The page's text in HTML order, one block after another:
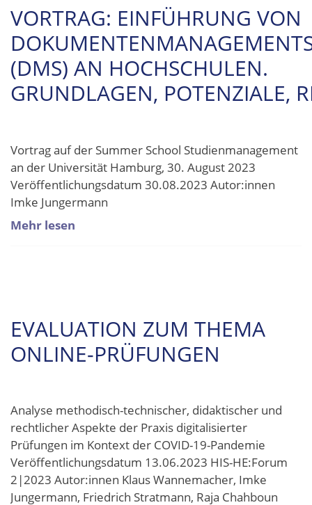
VORTRAG: EINFÜHRUNG VON
(DMS) AN HOCHSCHULEN.
GRUNDLAGEN, POTENZIALE,
Vortrag auf der Summer School Studienmanagement
an der Universität Hamburg, 30. August 2023
Veröffentlichungsdatum 30.08.2023 Autor:innen
Imke Jungermann
Mehr lesen
EVALUATION ZUM THEMA
ONLINE-PRÜFUNGEN
Analyse methodisch-technischer, didaktischer und
rechtlicher Aspekte der Praxis digitalisierter
Prüfungen im Kontext der COVID-19-Pandemie
Veröffentlichungsdatum 13.06.2023 HIS-HE:Forum
2|2023 Autor:innen Klaus Wannemacher, Imke
Jungermann, Friedrich Stratmann, Raja Chahboun